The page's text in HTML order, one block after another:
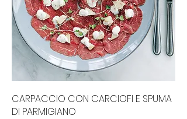
CARPACCIO CON CARCIOFI E SPUMA
DI PARMIGIANO